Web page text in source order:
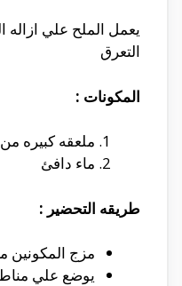
يعمل الملح علي ازاله
التعرق
المكونات :
ملعقه كبيره
ماء دافئ
طريقه التحضير :
مزج المكونين
يوضع علي